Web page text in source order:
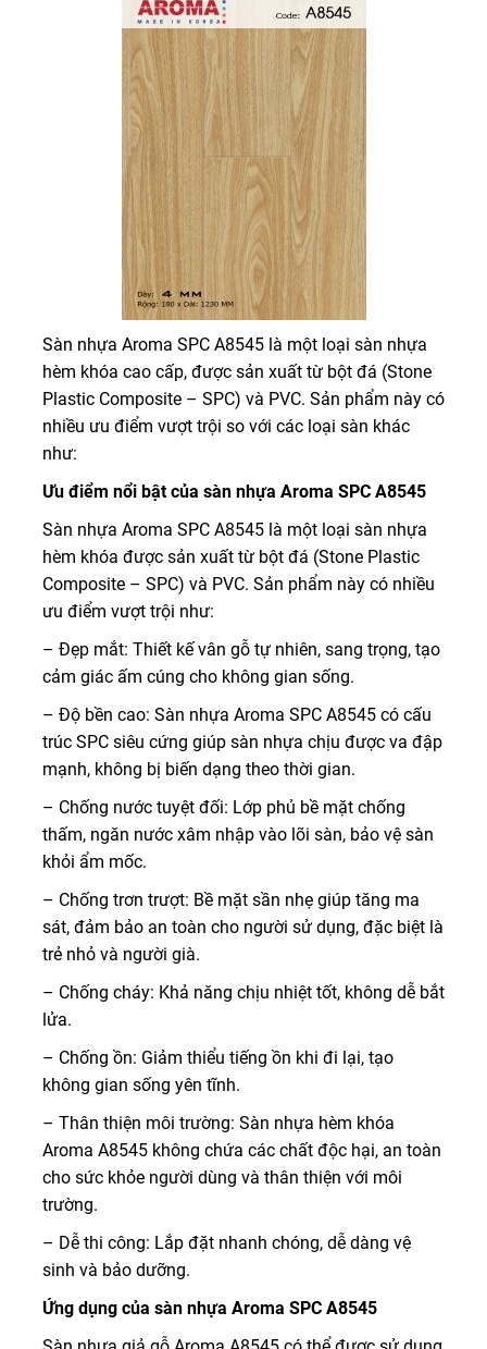
Sàn nhựa Aroma SPC A8545 là một loại sàn nhựa
hèm khóa cao cấp, được sản xuất từ bột đá (Stone
Plastic Composite – SPC) và PVC. Sản phẩm này có
nhiều ưu điểm vượt trội so với các loại sàn khác
như:
Ưu điểm nổi bật của sàn nhựa Aroma SPC A8545
Sàn nhựa Aroma SPC A8545 là một loại sàn nhựa
hèm khóa được sản xuất từ bột đá (Stone Plastic
Composite – SPC) và PVC. Sản phẩm này có nhiều
ưu điểm vượt trội như:
– Đẹp mắt: Thiết kế vân gỗ tự nhiên, sang trọng, tạo
cảm giác ấm cúng cho không gian sống.
– Độ bền cao: Sàn nhựa Aroma SPC A8545 có cấu
trúc SPC siêu cứng giúp sàn nhựa chịu được va đập
mạnh, không bị biến dạng theo thời gian.
– Chống nước tuyệt đối: Lớp phủ bề mặt chống
thấm, ngăn nước xâm nhập vào lõi sàn, bảo vệ sàn
khỏi ẩm mốc.
– Chống trơn trượt: Bề mặt sần nhẹ giúp tăng ma
sát, đảm bảo an toàn cho người sử dụng, đặc biệt là
trẻ nhỏ và người già.
– Chống cháy: Khả năng chịu nhiệt tốt, không dễ bắt
lửa.
– Chống ồn: Giảm thiểu tiếng ồn khi đi lại, tạo
không gian sống yên tĩnh.
– Thân thiện môi trường: Sàn nhựa hèm khóa
Aroma A8545 không chứa các chất độc hại, an toàn
cho sức khỏe người dùng và thân thiện với môi
trường.
– Dễ thi công: Lắp đặt nhanh chóng, dễ dàng vệ
sinh và bảo dưỡng.
Ứng dụng của sàn nhựa Aroma SPC A8545